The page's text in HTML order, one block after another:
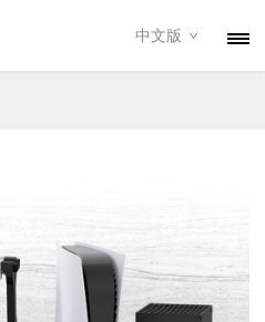
中文版